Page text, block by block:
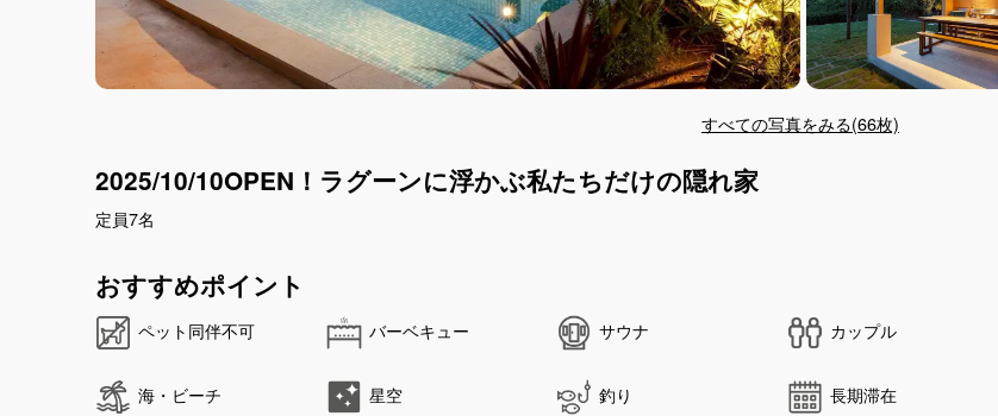
すべての写真をみる(66枚)
2025/10/10OPEN！ラグーンに浮かぶ私たちだけの隠れ家
定員7名
おすすめポイント
ペット同伴不可 バーベキュー サウナ カップル
海・ビーチ 星空 釣り 長期滞在